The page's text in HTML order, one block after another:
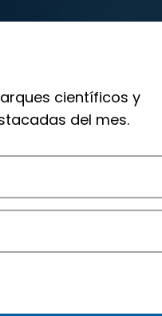
científicos y
del mes.